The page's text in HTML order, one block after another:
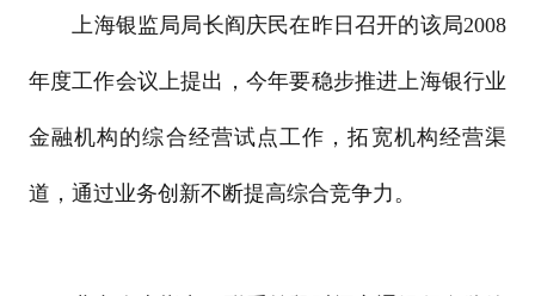
上海银监局局长阎庆民在昨日召开的该局2008
年度工作会议上提出，今年要稳步推进上海银行业
金融机构的综合经营试点工作，拓宽机构经营渠
道，通过业务创新不断提高综合竞争力。